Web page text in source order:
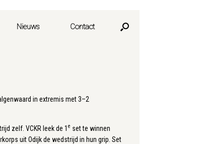
Nieuws Contact
in extremis met 3–2
zelf. VCKR leek de 1 e set te winnen
uit Odijk de wedstrijd in hun grip. Set